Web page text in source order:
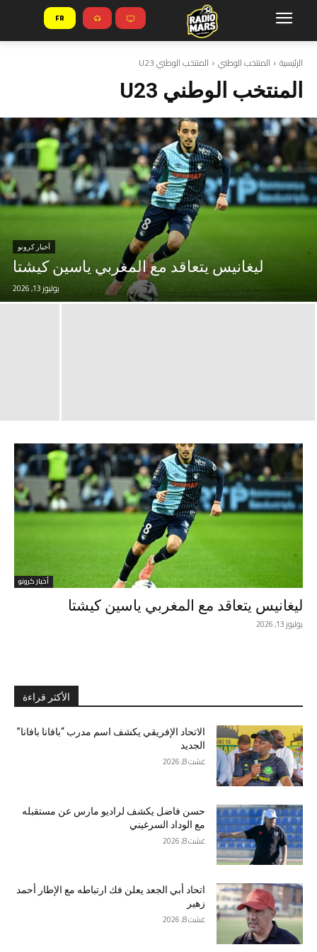
FR
الرئيسية المنتخب الوطني المنتخب الوطني U23
المنتخب الوطني U23
أخبار كرونو
ليغانيس يتعاقد مع المغربي ياسين كيشتا
يوليوز 13, 2026
أخبار كرونو
ليغانيس يتعاقد مع المغربي ياسين كيشتا
يوليوز 13, 2026
الأكثر قراءة
الاتحاد الإفريقي يكشف اسم مدرب “بافانا بافانا”
الجديد
غشت 8, 2026
حسن فاضل يكشف لراديو مارس عن مستقبله
مع الوداد السرغيني
غشت 8, 2026
اتحاد أبي الجعد يعلن فك ارتباطه مع الإطار أحمد
زهير
غشت 8, 2026